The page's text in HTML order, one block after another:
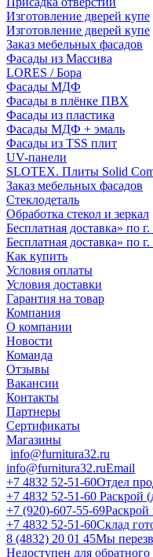
Изготовление дверей купе
Изготовление дверей купе
Заказ мебельных фасадов
Фасады из Массива
LORES / Бора
Фасады МДФ
Фасады в плёнке ПВХ
Фасады из пластика
Фасады МДФ + эмаль
Фасады из TSS плит
UV-панели
SLOTEX. Плиты Solid
Заказ мебельных фасадов
Стеклодеталь
Обработка стекол и зеркал
Бесплатная доставка» по
Бесплатная доставка» по
Как купить
Условия оплаты
Условия доставки
Гарантия на товар
Компания
О компании
Новости
Команда
Отзывы
Вакансии
Контакты
Партнеры
Сертификаты
Магазины
info@furnitura32.ru
info@furnitura32.ruEmail
+7 4832 52-51-60Отдел
+7 4832 52-51-60 Раскрой
+7 (920)-607-55-69
+7 4832 52-51-60Склад
8 (4832) 20 01 45Мы
Недоступен для обратного